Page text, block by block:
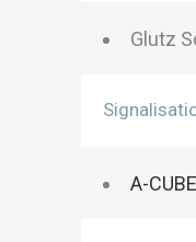
Glutz
A-CUBE